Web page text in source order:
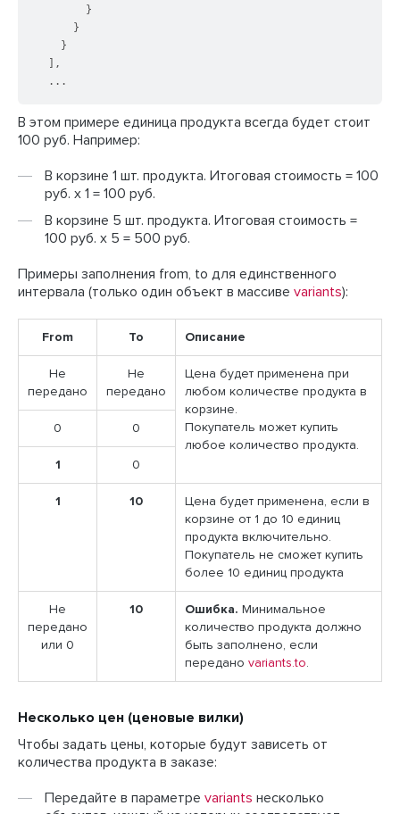
        }
      }
    }
  ],
  ...
В этом примере единица продукта всегда будет стоит
100 руб. Например:
В корзине 1 шт. продукта. Итоговая стоимость = 100
руб. х 1 = 100 руб.
В корзине 5 шт. продукта. Итоговая стоимость =
100 руб. х 5 = 500 руб.
Примеры заполнения from, to для единственного
интервала (только один объект в массиве variants):
From To Описание
Не
передано
Не
передано
Цена будет применена при
любом количестве продукта в
корзине.
Покупатель может купить
любое количество продукта.
0 0
1 0
1 10
Цена будет применена, если в
корзине от 1 до 10 единиц
продукта включительно.
Покупатель не сможет купить
более 10 единиц продукта
Не
передано
или 0
10 Ошибка. Минимальное
количество продукта должно
быть заполнено, если
передано variants.to.
Несколько цен (ценовые вилки)
Чтобы задать цены, которые будут зависеть от
количества продукта в заказе:
Передайте в параметре variants несколько